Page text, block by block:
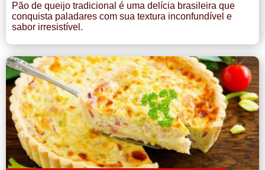
Pão de queijo tradicional é uma delícia brasileira que
conquista paladares com sua textura inconfundível e
sabor irresistível.